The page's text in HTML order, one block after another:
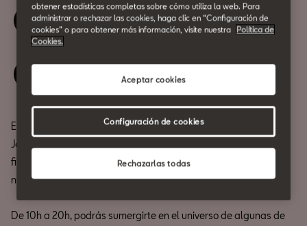
Sesión de mañana
Sesión de tarde
Este
, abrimos nuestras puertas a la magia de Sant
Jordi para celebrarlo como se merece: ¡con un día repleto de
firmas y encuentros con autores y autoras que forman parte de
nuestro imaginario!
De 10h a 20h, podrás sumergirte en el universo de algunas de
obtener estadísticas completas sobre cómo utiliza la web. Para
administrar o rechazar las cookies, haga clic en “Configuración de
cookies” o para obtener más información, visite nuestra
Política de
Cookies.
Rechazarlas todas
Aceptar cookies
Configuración de cookies